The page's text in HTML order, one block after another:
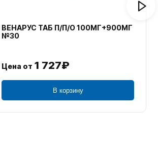
ВЕНАРУС ТАБ П/П/О 100МГ+900МГ
№30
Цена от 1 727₽
В корзину